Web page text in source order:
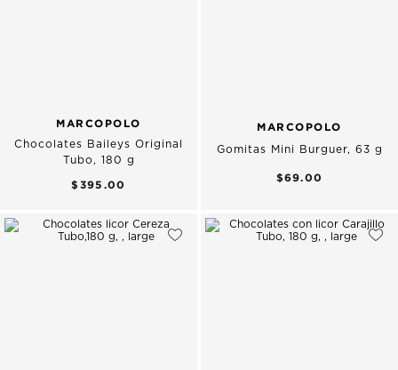
MARCOPOLO
Chocolates Baileys Original
Tubo, 180 g
$395.00
MARCOPOLO
Gomitas Mini Burguer, 63 g
$69.00